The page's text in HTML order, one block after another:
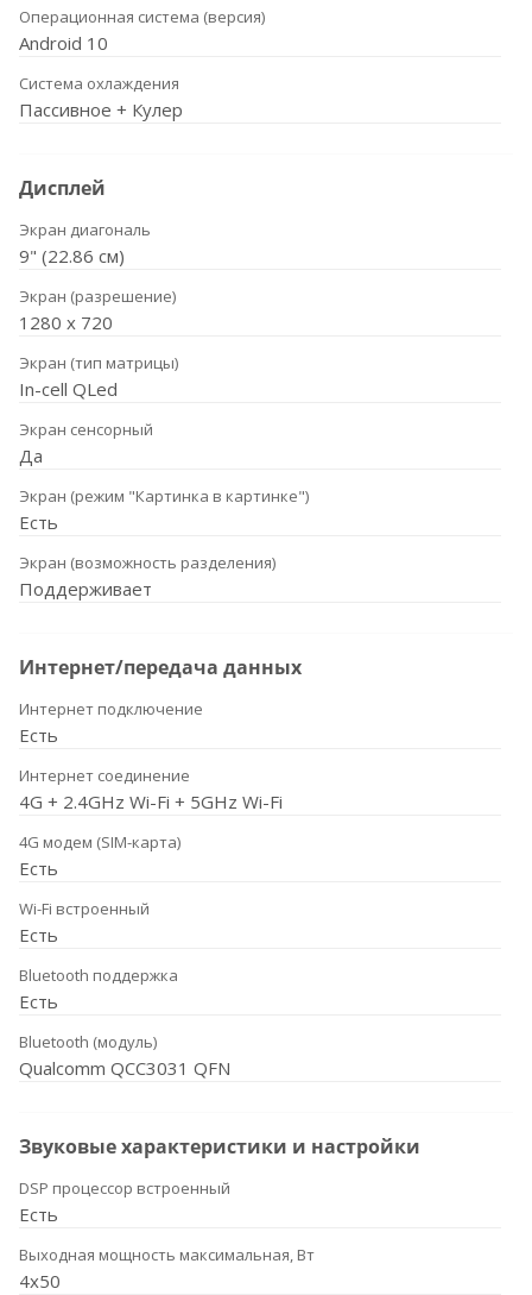
Операционная система (версия)
Android 10
Система охлаждения
Пассивное + Кулер
Дисплей
Экран диагональ
9" (22.86 см)
Экран (разрешение)
1280 х 720
Экран (тип матрицы)
In-cell QLed
Экран сенсорный
Да
Экран (режим "Картинка в картинке")
Есть
Экран (возможность разделения)
Поддерживает
Интернет/передача данных
Интернет подключение
Есть
Интернет соединение
4G + 2.4GHz Wi-Fi + 5GHz Wi-Fi
4G модем (SIM-карта)
Есть
Wi-Fi встроенный
Есть
Bluetooth поддержка
Есть
Bluetooth (модуль)
Qualcomm QCC3031 QFN
Звуковые характеристики и настройки
DSP процессор встроенный
Есть
Выходная мощность максимальная, Вт
4x50